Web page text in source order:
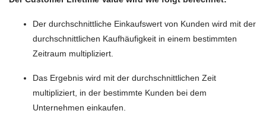
Der durchschnittliche Einkaufswert von Kunden wird mit der
durchschnittlichen Kaufhäufigkeit in einem bestimmten
Zeitraum multipliziert.
Das Ergebnis wird mit der durchschnittlichen Zeit
multipliziert, in der bestimmte Kunden bei dem
Unternehmen einkaufen.